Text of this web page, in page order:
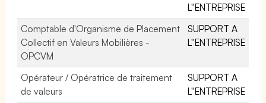
L''ENTREPRISE
Comptable d'Organisme de Placement
Collectif en Valeurs Mobilières -
OPCVM
SUPPORT A
L''ENTREPRISE
Opérateur / Opératrice de traitement
de valeurs
SUPPORT A
L''ENTREPRISE